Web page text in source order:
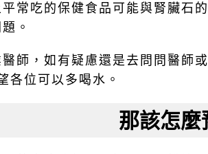
常吃的保健食品可能與腎臟石
。
師，如有疑慮還是去問問醫師
各位可以多喝水。
那該怎麼